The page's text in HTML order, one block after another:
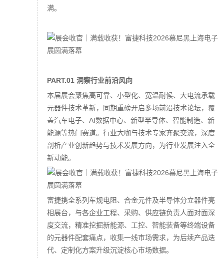
满。
PART.01 洞察行业前沿风向
本届展会聚焦高可靠、小型化、宽温耐候、大电流承载
元器件技术革新，同期重磅开启多场前沿技术论坛，覆
盖汽车电子、AI数据中心、新型半导体、智能制造、新
能源等热门赛道。行业大咖与技术专家齐聚交流，深度
剖析产业创新趋势与技术发展方向，为行业发展注入全
新动能。
富捷携全系列车规电阻、合金元件及半导体分立器件亮
相展台，与各企业工程、采购、供应链负责人面对面深
度交流，精准挖掘新能源、工控、智能装备等终端设备
的元器件配套痛点，收集一线市场需求，为后续产品迭
代、定制化方案升级沉淀核心市场数据。